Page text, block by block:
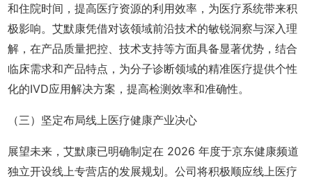
和住院时间，提高医疗资源的利用效率，为医疗系统带来积
极影响。艾默康凭借对该领域前沿技术的敏锐洞察与深入理
解，在产品质量把控、技术支持等方面具备显著优势，结合
临床需求和产品特点，为分子诊断领域的精准医疗提供个性
化的IVD应用解决方案，提高检测效率和准确性。
（三）坚定布局线上医疗健康产业决心
展望未来，艾默康已明确制定在 2026 年度于京东健康频道
独立开设线上专营店的发展规划。公司将积极顺应线上医疗